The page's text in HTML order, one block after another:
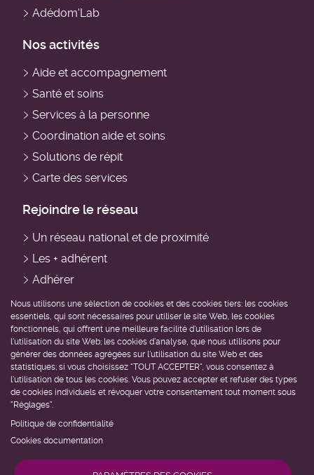
Adédom'Lab
Nos activités
Aide et accompagnement
Santé et soins
Services à la personne
Coordination aide et soins
Solutions de répit
Carte des services
Rejoindre le réseau
Un réseau national et de proximité
Les + adhérent
Adhérer
Devenir professionnel du domicile
Devenir bénévole
Être accompagné
Trouver un service près de chez moi
Demander de l'aide
Nous utilisons une sélection de cookies et des cookies tiers: les cookies
essentiels, qui sont nécessaires pour utiliser le site Web, les cookies
fonctionnels, qui offrent une meilleure facilité d'utilisation lors de
l'utilisation du site Web; les cookies d'analyse, que nous utilisons pour
générer des données agrégées sur l'utilisation du site Web et des
statistiques; si vous choisissez "TOUT ACCEPTER", vous consentez à
l'utilisation de tous les cookies. Vous pouvez accepter et refuser des types
de cookies individuels et révoquer votre consentement tout moment sous
"Réglages".
Politique de confidentialité
Cookies documentation